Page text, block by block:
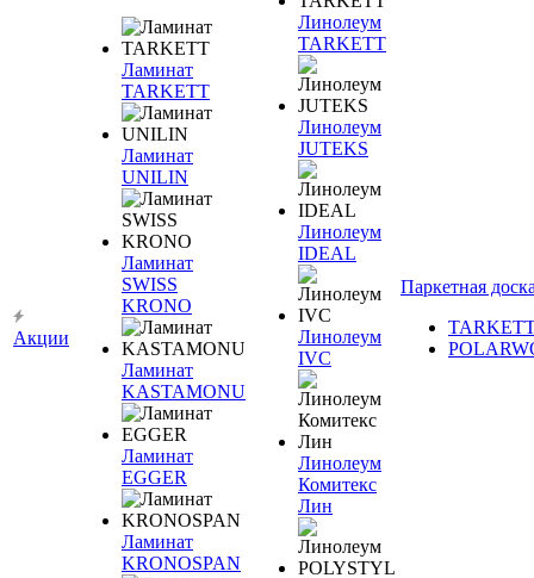
Акции
Ламинат
TARKETT
Ламинат
UNILIN
Ламинат
SWISS
KRONO
Ламинат
KASTAMONU
Ламинат
EGGER
Ламинат
KRONOSPAN
Линолеум
TARKETT
Линолеум
JUTEKS
Линолеум
IDEAL
Линолеум
IVC
Линолеум
Комитекс
Лин
Паркетная